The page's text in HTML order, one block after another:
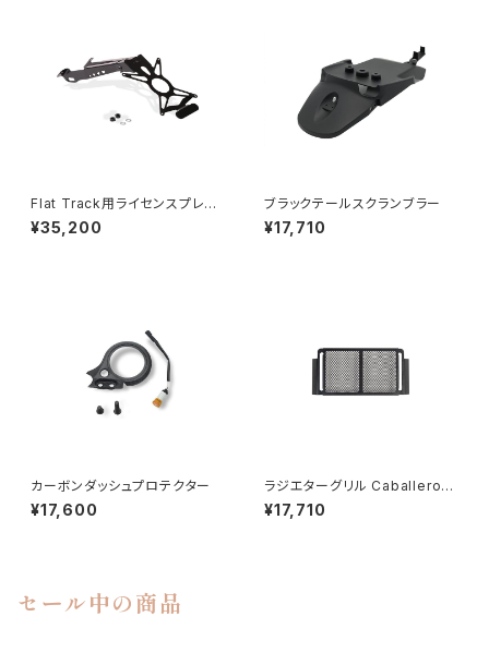
Flat Track用ライセンスプレー
トホルダー
¥35,200
ブラックテールスクランブラー
¥17,710
カーボンダッシュプロテクター
¥17,600
ラジエターグリル Caballero12
5シリーズ用
¥17,710
セール中の商品